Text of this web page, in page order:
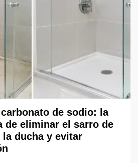
de sodio: la
de eliminar el sarro de
ducha y evitar